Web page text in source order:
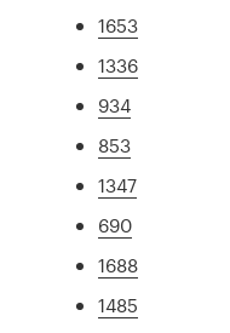
1653
1336
934
853
1347
690
1688
1485